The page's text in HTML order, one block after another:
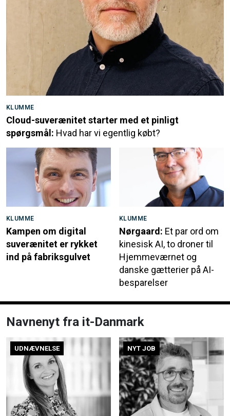
KLUMME
Cloud-suverænitet starter med et pinligt
spørgsmål: Hvad har vi egentlig købt?
KLUMME
Kampen om digital
suverænitet er rykket
ind på fabriksgulvet
KLUMME
Nørgaard: Et par ord om
kinesisk AI, to droner til
Hjemmeværnet og
danske gætterier på AI-
besparelser
Navnenyt fra it-Danmark
UDNÆVNELSE NYT JOB